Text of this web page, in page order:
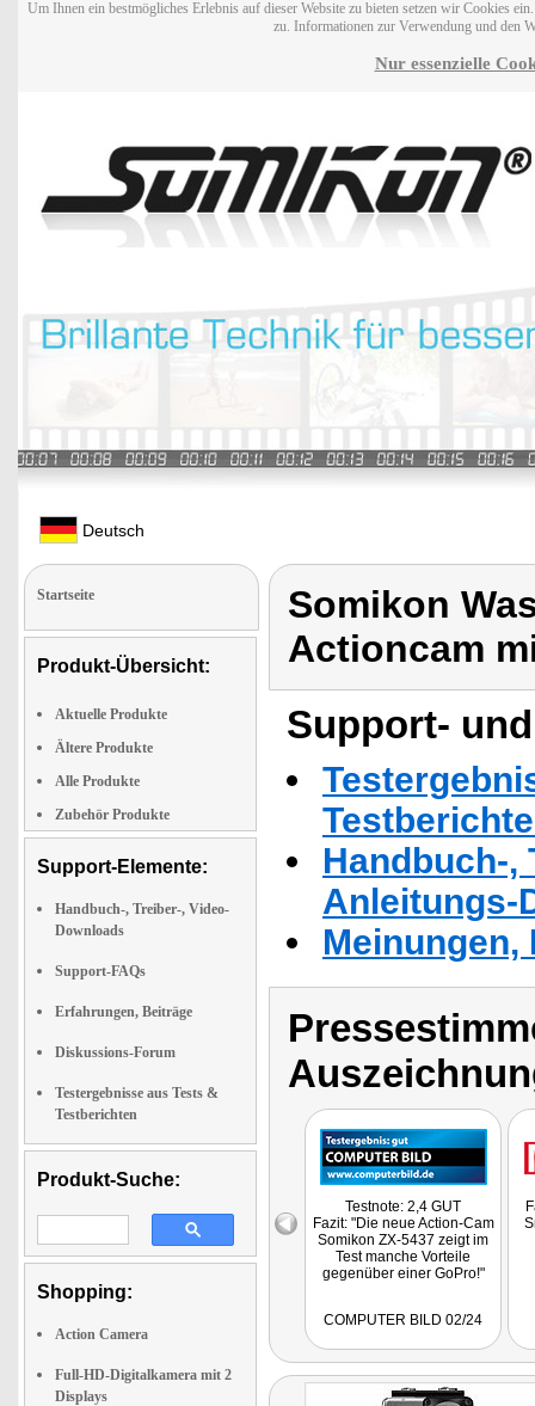
Um Ihnen ein bestmögliches Erlebnis auf dieser Website zu bieten setzen wir Cookies
zu. Informationen zur Verwendung und den
Nur essenzielle
Deutsch
Startseite
Produkt-Übersicht:
Aktuelle Produkte
Ältere Produkte
Alle Produkte
Zubehör Produkte
Support-Elemente:
Handbuch-, Treiber-, Video-
Downloads
Support-FAQs
Erfahrungen, Beiträge
Diskussions-Forum
Testergebnisse aus Tests &
Testberichten
Produkt-Suche:
Shopping:
Action Camera
Full-HD-Digitalkamera mit 2
Displays
Somikon
Actioncam
Support-
Handbuch-,
Anleitungs-
Testnote: 2,4 GUT
Fazit: "Die neue Action-Cam
Somikon ZX-5437 zeigt im
Test manche Vorteile
gegenüber einer GoPro!"
COMPUTER BILD 02/24